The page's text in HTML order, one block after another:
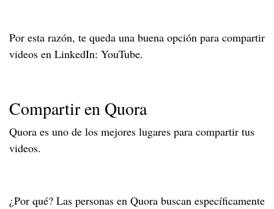
Por esta razón, te queda una buena opción para compartir
videos en LinkedIn: YouTube.
Compartir en Quora
Quora es uno de los mejores lugares para compartir tus
videos.
¿Por qué? Las personas en Quora buscan específicamente